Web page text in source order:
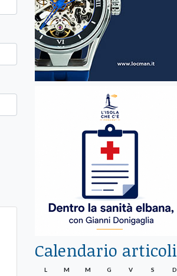
Calendario articoli
L M M G V S D